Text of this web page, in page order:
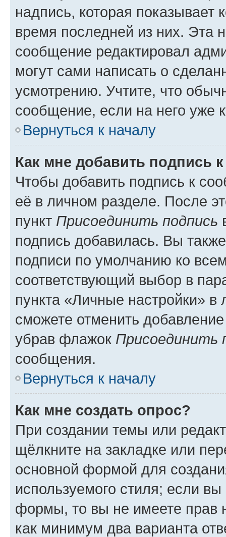
надпись, которая показывает
время последней из них. Эта
сообщение редактировал
могут сами написать о
усмотрению. Учтите, что
сообщение, если на него уже
Вернуться к началу
Как мне добавить подпись
Чтобы добавить подпись к
её в личном разделе. После
пункт Присоединить подпись
подпись добавилась. Вы
подписи по умолчанию ко
соответствующий выбор в
пункта «Личные настройки»
сможете отменить
убрав флажок Присоединить
сообщения.
Вернуться к началу
Как мне создать опрос?
При создании темы или
щёлкните на закладке или
основной формой для
используемого стиля; если
формы, то вы не имеете прав
как минимум два варианта